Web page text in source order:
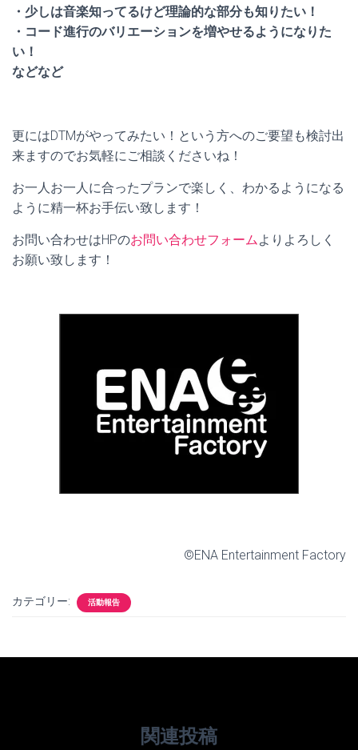
・少しは音楽知ってるけど理論的な部分も知りたい！
・コード進行のバリエーションを増やせるようになりた
い！
などなど
更にはDTMがやってみたい！という方へのご要望も検討出
来ますのでお気軽にご相談くださいね！
お一人お一人に合ったプランで楽しく、わかるようになる
ように精一杯お手伝い致します！
お問い合わせはHPのお問い合わせフォームよりよろしく
お願い致します！
©ENA Entertainment Factory
カテゴリー: 活動報告
関連投稿